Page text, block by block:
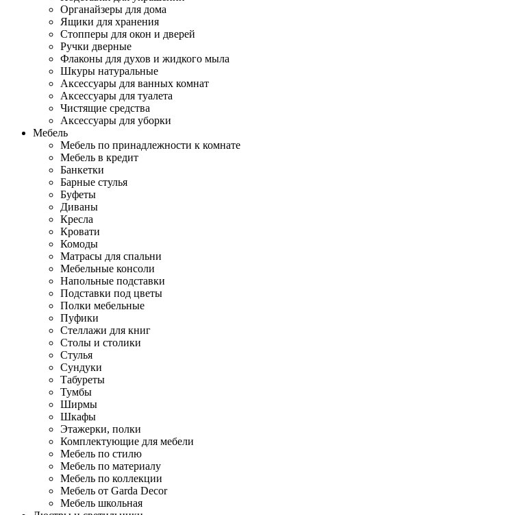
Органайзеры для дома
Ящики для хранения
Стопперы для окон и дверей
Ручки дверные
Флаконы для духов и жидкого мыла
Шкуры натуральные
Аксессуары для ванных комнат
Аксессуары для туалета
Чистящие средства
Аксессуары для уборки
Мебель
Мебель по принадлежности к комнате
Мебель в кредит
Банкетки
Барные стулья
Буфеты
Диваны
Кресла
Кровати
Комоды
Матрасы для спальни
Мебельные консоли
Напольные подставки
Подставки под цветы
Полки мебельные
Пуфики
Стеллажи для книг
Столы и столики
Стулья
Сундуки
Табуреты
Тумбы
Ширмы
Шкафы
Этажерки, полки
Комплектующие для мебели
Мебель по стилю
Мебель по материалу
Мебель по коллекции
Мебель от Garda Decor
Мебель школьная